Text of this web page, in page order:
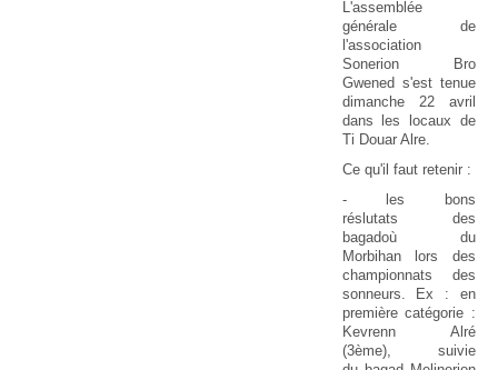
L'assemblée
générale de
l'association
Sonerion Bro
Gwened s'est tenue
dimanche 22 avril
dans les locaux de
Ti Douar Alre.
Ce qu'il faut retenir :
- les bons
réslutats des
bagadoù du
Morbihan lors des
championnats des
sonneurs. Ex : en
première catégorie :
Kevrenn Alré
(3ème), suivie